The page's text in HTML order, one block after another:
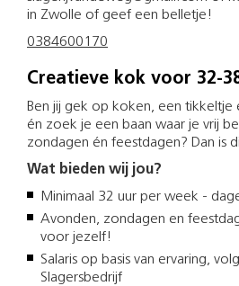
in Zwolle of geef een belletje!
0384600170
Creatieve kok voor 32-
Ben jij gek op koken, een tikkeltje
én zoek je een baan waar je vrij
zondagen én feestdagen? Dan is
Wat bieden wij jou?
Minimaal 32 uur per week -
Avonden, zondagen en
voor jezelf!
Salaris op basis van ervaring,
Slagersbedrijf